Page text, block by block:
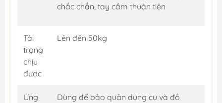
chắc chắn, tay cầm thuận tiện
Tải
trọng
chịu
được
Lên đến 50kg
Ứng
Dùng để bảo quản dụng cụ và đồ